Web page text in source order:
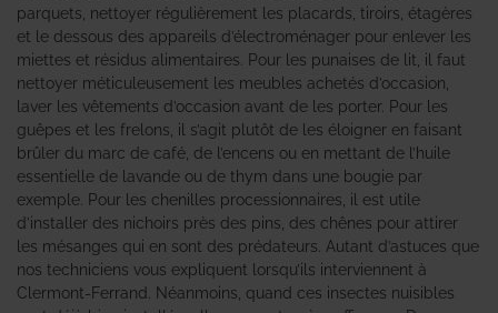
parquets, nettoyer régulièrement les placards, tiroirs, étagères
et le dessous des appareils d’électroménager pour enlever les
miettes et résidus alimentaires. Pour les punaises de lit, il faut
nettoyer méticuleusement les meubles achetés d’occasion,
laver les vêtements d’occasion avant de les porter. Pour les
guêpes et les frelons, il s’agit plutôt de les éloigner en faisant
brûler du marc de café, de l’encens ou en mettant de l’huile
essentielle de lavande ou de thym dans une bougie par
exemple. Pour les chenilles processionnaires, il est utile
d’installer des nichoirs près des pins, des chênes pour attirer
les mésanges qui en sont des prédateurs. Autant d’astuces que
nos techniciens vous expliquent lorsqu’ils interviennent à
Clermont-Ferrand. Néanmoins, quand ces insectes nuisibles